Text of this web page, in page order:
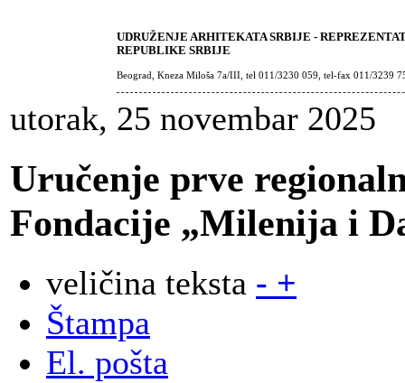
UDRUŽENJE ARHITEKATA SRBIJE -
REPUBLIKE SRBIJE
Beograd, Kneza Miloša 7a/III, tel 011/3230 059, tel-fax 011/3239
utorak, 25 novembar 2025
Uručenje prve
Fondacije „Milenija i
veličina teksta - +
Štampa
El. pošta